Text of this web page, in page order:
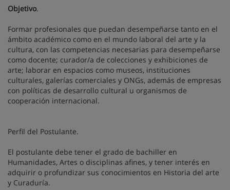
Objetivo.
Formar profesionales que puedan desempeñarse tanto en el
ámbito académico como en el mundo laboral del arte y la
cultura, con las competencias necesarias para desempeñarse
como docente; curador/a de colecciones y exhibiciones de
arte; laborar en espacios como museos, instituciones
culturales, galerías comerciales y ONGs, además de empresas
con políticas de desarrollo cultural u organismos de
cooperación internacional.
Perfil del Postulante.
El postulante debe tener el grado de bachiller en
Humanidades, Artes o disciplinas afines, y tener interés en
adquirir o profundizar sus conocimientos en Historia del arte
y Curaduría.